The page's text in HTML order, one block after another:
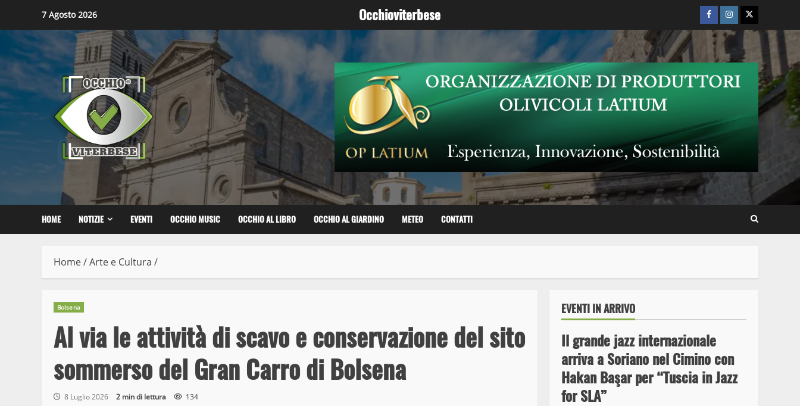
content
7 Agosto 2026 Occhioviterbese Facebook
Instagram
Twitter
HOME NOTIZIE EVENTI OCCHIO MUSIC OCCHIO AL LIBRO OCCHIO AL GIARDINO METEO CONTATTI
Home/Arte e Cultura /
Bolsena
Al via le attività di scavo e conservazione del sito
sommerso del Gran Carro di Bolsena
8 Luglio 2026 2 min di lettura 134
EVENTI IN ARRIVO
Il grande jazz internazionale
arriva a Soriano nel Cimino con
Hakan Başar per “Tuscia in Jazz
for SLA”